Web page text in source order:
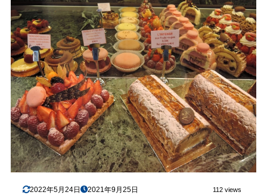
2022年5月24日 2021年9月25日 112 views